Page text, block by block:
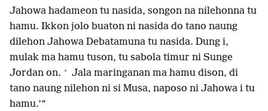
Jahowa hadameon tu nasida, songon na nilehonna tu
hamu. Ikkon jolo buaton ni nasida do tano naung
dilehon Jahowa Debatamuna tu nasida. Dung i,
mulak ma hamu tuson, tu sabola timur ni Sunge
Jordan on. + Jala maringanan ma hamu dison, di
tano naung nilehon ni si Musa, naposo ni Jahowa i tu
hamu.’”